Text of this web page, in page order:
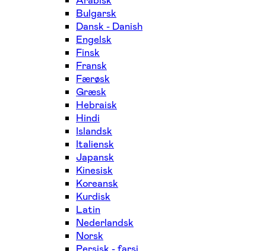
Bulgarsk
Dansk - Danish
Engelsk
Finsk
Fransk
Færøsk
Græsk
Hebraisk
Hindi
Islandsk
Italiensk
Japansk
Kinesisk
Koreansk
Kurdisk
Latin
Nederlandsk
Norsk